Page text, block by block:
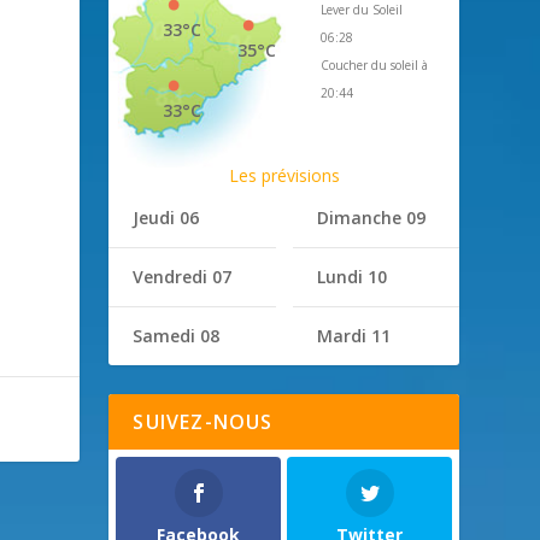
35°C
33°C
33°C
Lever du Soleil
06:28
Coucher du soleil à
20:44
Les prévisions
Jeudi 06
Vendredi 07
Samedi 08
Dimanche 09
Lundi 10
Mardi 11
SUIVEZ-NOUS
Facebook Twitter